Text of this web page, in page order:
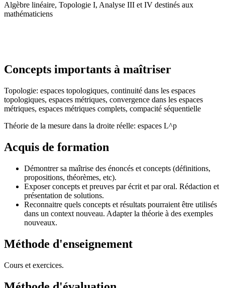
Algèbre linéaire, Topologie I, Analyse III et IV destinés aux
mathématiciens
Concepts importants à maîtriser
Topologie: espaces topologiques, continuité dans les espaces
topologiques, espaces métriques, convergence dans les espaces
métriques, espaces métriques complets, compacité séquentielle
Théorie de la mesure dans la droite réelle: espaces L^p
Acquis de formation
Démontrer sa maîtrise des énoncés et concepts (définitions,
propositions, théorèmes, etc).
Exposer concepts et preuves par écrit et par oral. Rédaction et
présentation de solutions.
Reconnaitre quels concepts et résultats pourraient être utilisés
dans un context nouveau. Adapter la théorie à des exemples
nouveaux.
Méthode d'enseignement
Cours et exercices.